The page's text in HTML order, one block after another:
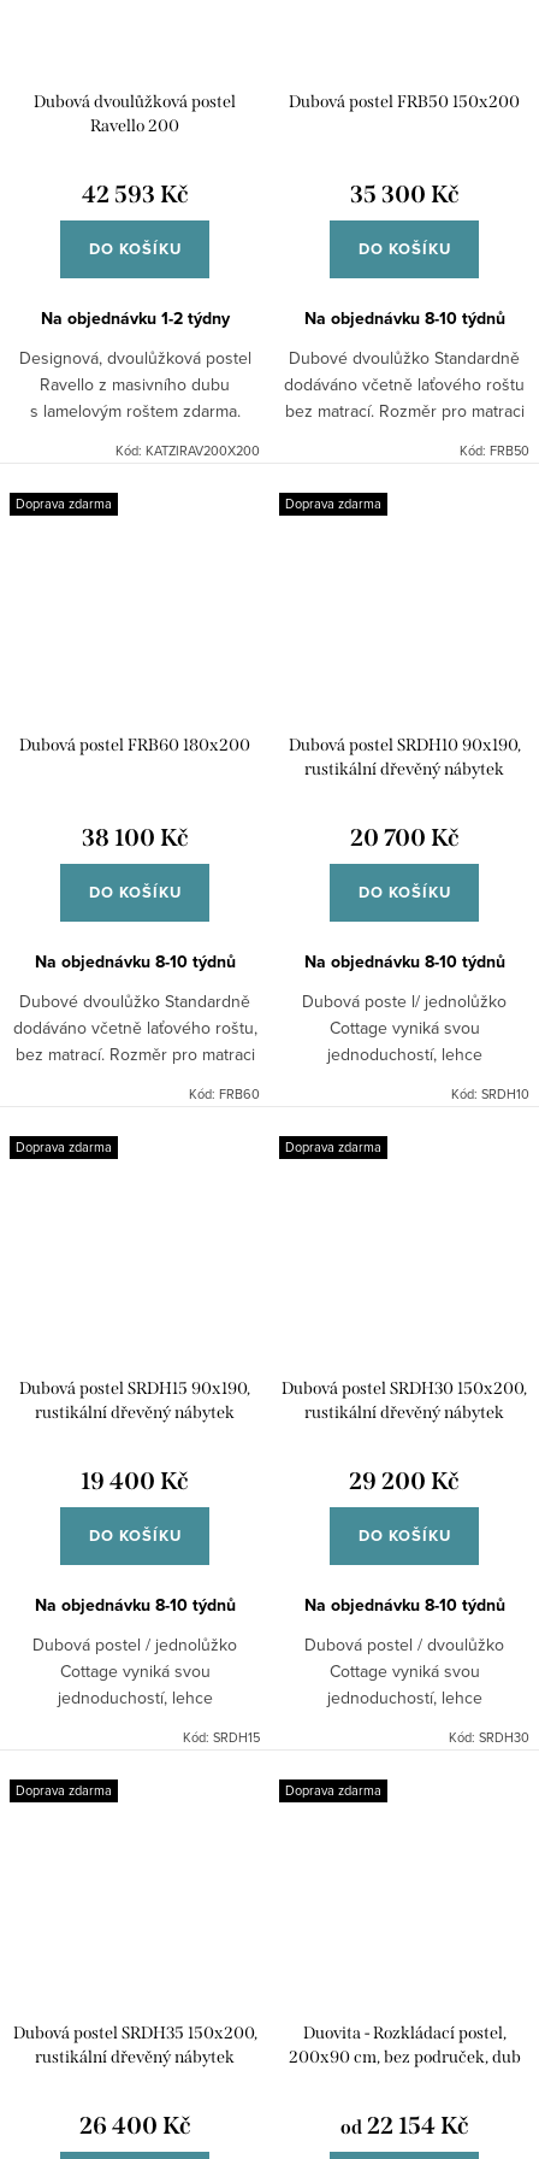
Dubová dvoulůžková postel
Ravello 200
42 593 Kč
DO KOŠÍKU
Na objednávku 1-2 týdny
Designová, dvoulůžková postel
Ravello z masivního dubu
s lamelovým roštem zdarma.
Kód: KATZIRAV200X200
Dubová postel FRB50 150x200
35 300 Kč
DO KOŠÍKU
Na objednávku 8-10 týdnů
Dubové dvoulůžko Standardně
dodáváno včetně laťového roštu
bez matrací. Rozměr pro matraci
typické zdobné rustikální prvky.
Je vyráběná z...
Kód: FRB50
Doprava zdarma
Dubová postel FRB60 180x200
38 100 Kč
DO KOŠÍKU
Na objednávku 8-10 týdnů
Dubové dvoulůžko Standardně
dodáváno včetně laťového roštu,
bez matrací. Rozměr pro matraci
typické zdobné rustikální prvky.
Je vyráběná z...
Kód: FRB60
Doprava zdarma
Dubová postel SRDH10 90x190,
rustikální dřevěný nábytek
20 700 Kč
DO KOŠÍKU
Na objednávku 8-10 týdnů
Dubová poste l/ jednolůžko
Cottage vyniká svou
jednoduchostí, lehce
které zvýrazní kresbu dřeva a
dodává kolekci lehce rustikální
styl. Je...
Kód: SRDH10
Doprava zdarma
Dubová postel SRDH15 90x190,
rustikální dřevěný nábytek
19 400 Kč
DO KOŠÍKU
Na objednávku 8-10 týdnů
Dubová postel / jednolůžko
Cottage vyniká svou
jednoduchostí, lehce
dodává kolekci lehce rustikální
styl. Je...
Kód: SRDH15
Doprava zdarma
Dubová postel SRDH30 150x200,
rustikální dřevěný nábytek
29 200 Kč
DO KOŠÍKU
Na objednávku 8-10 týdnů
Dubová postel / dvoulůžko
Cottage vyniká svou
jednoduchostí, lehce
dodává kolekci lehce rustikální
styl. Je...
Kód: SRDH30
Doprava zdarma
Dubová postel SRDH35 150x200,
rustikální dřevěný nábytek
26 400 Kč
Doprava zdarma
Duovita - Rozkládací postel,
200x90 cm, bez područek, dub
od 22 154 Kč